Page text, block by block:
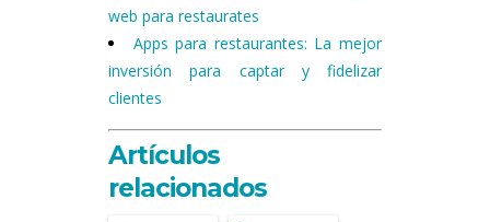
web para restaurates
Apps para restaurantes: La mejor
inversión para captar y fidelizar
clientes
Artículos
relacionados